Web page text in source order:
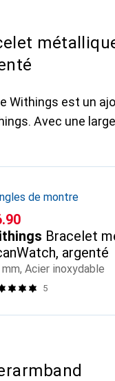
Withings est un
Avec une
de montre
Bracelet
argenté
Acier inoxydable
5